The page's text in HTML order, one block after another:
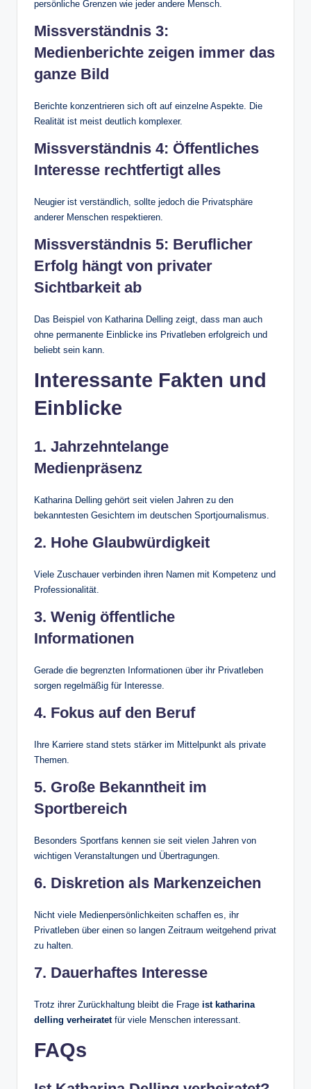
persönliche Grenzen wie jeder andere Mensch.
Missverständnis 3:
Medienberichte zeigen immer das
ganze Bild
Berichte konzentrieren sich oft auf einzelne Aspekte. Die
Realität ist meist deutlich komplexer.
Missverständnis 4: Öffentliches
Interesse rechtfertigt alles
Neugier ist verständlich, sollte jedoch die Privatsphäre
anderer Menschen respektieren.
Missverständnis 5: Beruflicher
Erfolg hängt von privater
Sichtbarkeit ab
Das Beispiel von Katharina Delling zeigt, dass man auch
ohne permanente Einblicke ins Privatleben erfolgreich und
beliebt sein kann.
Interessante Fakten und
Einblicke
1. Jahrzehntelange
Medienpräsenz
Katharina Delling gehört seit vielen Jahren zu den
bekanntesten Gesichtern im deutschen Sportjournalismus.
2. Hohe Glaubwürdigkeit
Viele Zuschauer verbinden ihren Namen mit Kompetenz und
Professionalität.
3. Wenig öffentliche
Informationen
Gerade die begrenzten Informationen über ihr Privatleben
sorgen regelmäßig für Interesse.
4. Fokus auf den Beruf
Ihre Karriere stand stets stärker im Mittelpunkt als private
Themen.
5. Große Bekanntheit im
Sportbereich
Besonders Sportfans kennen sie seit vielen Jahren von
wichtigen Veranstaltungen und Übertragungen.
6. Diskretion als Markenzeichen
Nicht viele Medienpersönlichkeiten schaffen es, ihr
Privatleben über einen so langen Zeitraum weitgehend privat
zu halten.
7. Dauerhaftes Interesse
Trotz ihrer Zurückhaltung bleibt die Frage ist katharina
delling verheiratetfür viele Menschen interessant.
FAQs